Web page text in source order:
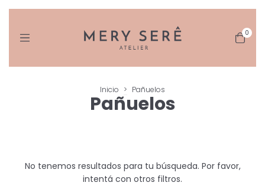
0
Inicio > Pañuelos
Pañuelos
No tenemos resultados para tu búsqueda. Por favor,
intentá con otros filtros.